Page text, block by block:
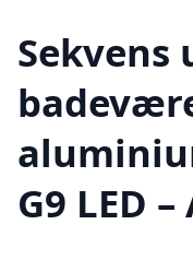
Sekvens
G9 LED